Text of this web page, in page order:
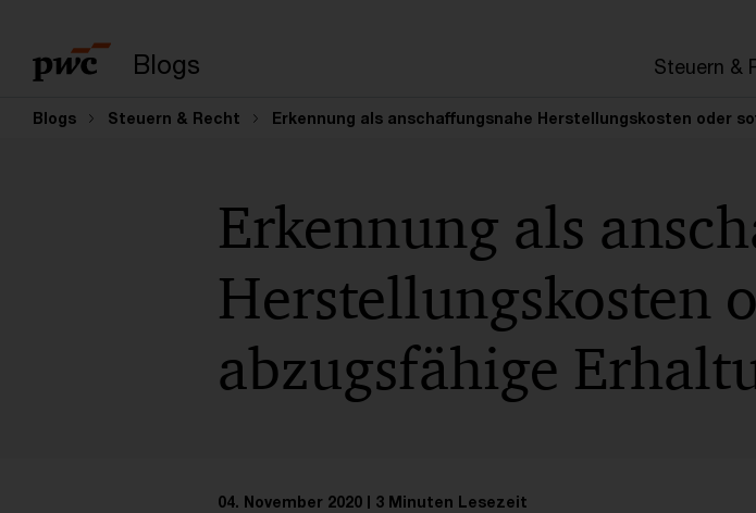
Blogs Steuern &
Blogs Steuern & Recht Erkennung als anschaffungsnahe Herstellungskosten oder
Erkennung als
Herstellungskosten
abzugsfähige
04. November 2020 3 Minuten Lesezeit